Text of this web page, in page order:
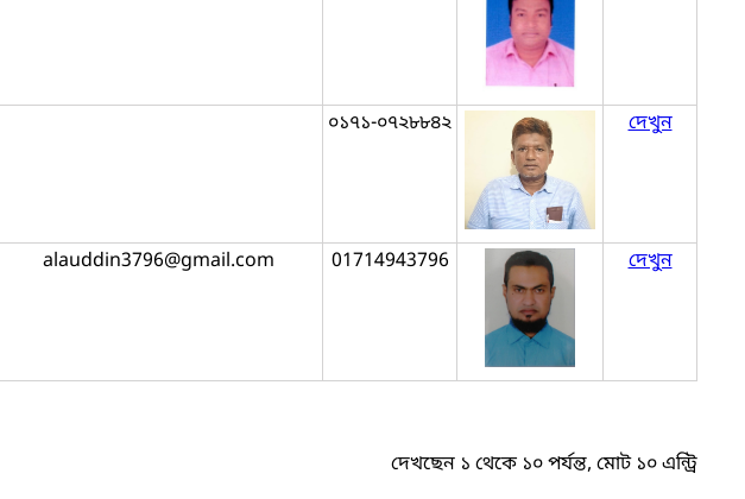
০১৭১-০৭২৮৮৪২ দেখুন
alauddin3796@gmail.com 01714943796 দেখুন
দেখছেন ১ থেকে ১০ পর্যন্ত, মোট ১০ এন্ট্রি